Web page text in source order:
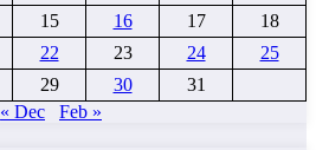
15 16 17
18
22 23 24
25
29 30
31
« Dec
Feb »